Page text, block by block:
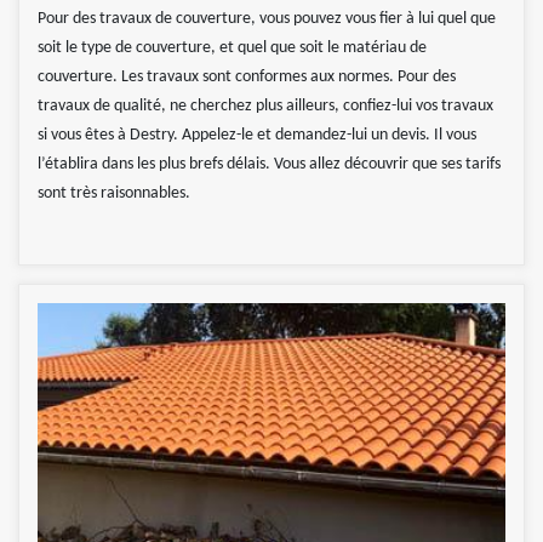
Pour des travaux de couverture, vous pouvez vous fier à lui quel que
soit le type de couverture, et quel que soit le matériau de
couverture. Les travaux sont conformes aux normes. Pour des
travaux de qualité, ne cherchez plus ailleurs, confiez-lui vos travaux
si vous êtes à Destry. Appelez-le et demandez-lui un devis. Il vous
l’établira dans les plus brefs délais. Vous allez découvrir que ses tarifs
sont très raisonnables.